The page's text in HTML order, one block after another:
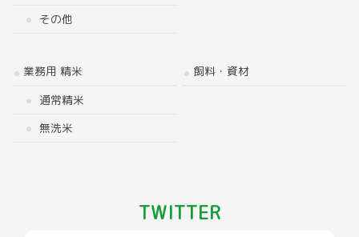
その他
業務用 精米
通常精米
無洗米
飼料・資材
TWITTER